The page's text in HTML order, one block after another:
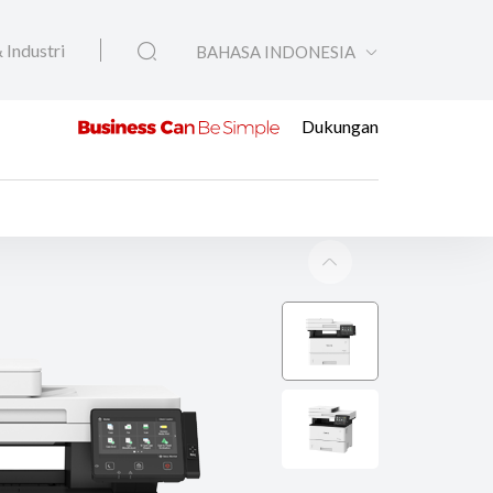
Industri BAHASA INDONESIA
Dukungan